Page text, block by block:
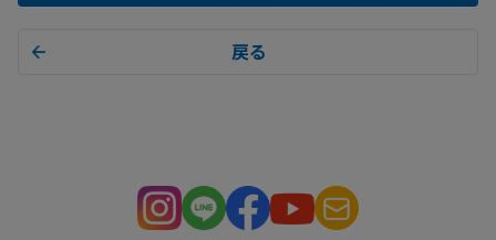
戻る